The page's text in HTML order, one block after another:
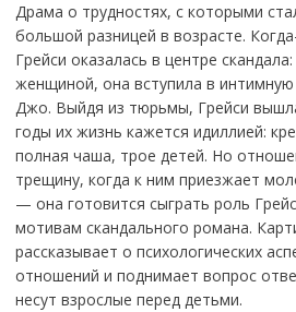
Драма о трудностях, с которыми
большой разницей в возрасте.
Грейси оказалась в центре
женщиной, она вступила в интимную
Джо. Выйдя из тюрьмы, Грейси
годы их жизнь кажется идиллией:
полная чаша, трое детей. Но
трещину, когда к ним приезжает
— она готовится сыграть роль
мотивам скандального романа.
рассказывает о психологических
отношений и поднимает вопрос
несут взрослые перед детьми.